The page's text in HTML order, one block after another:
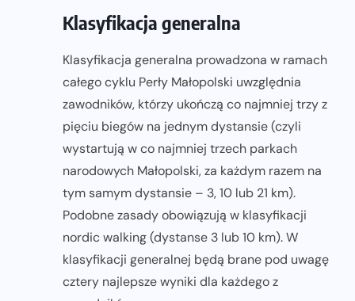
Klasyfikacja generalna
Klasyfikacja generalna prowadzona w ramach
całego cyklu Perły Małopolski uwzględnia
zawodników, którzy ukończą co najmniej trzy z
pięciu biegów na jednym dystansie (czyli
wystartują w co najmniej trzech parkach
narodowych Małopolski, za każdym razem na
tym samym dystansie – 3, 10 lub 21 km).
Podobne zasady obowiązują w klasyfikacji
nordic walking (dystanse 3 lub 10 km). W
klasyfikacji generalnej będą brane pod uwagę
cztery najlepsze wyniki dla każdego z